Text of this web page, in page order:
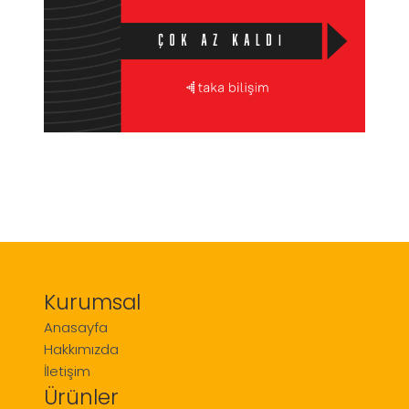
Kurumsal
Anasayfa
Hakkımızda
İletişim
Ürünler